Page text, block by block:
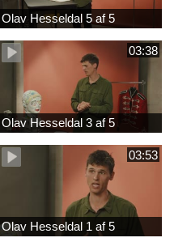
Olav Hesseldal 5 af 5
03:38
Olav Hesseldal 3 af 5
03:53
Olav Hesseldal 1 af 5